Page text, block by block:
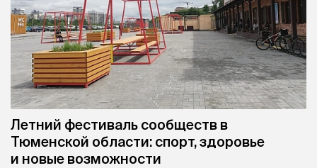
Летний фестиваль сообществ в
Тюменской области: спорт, здоровье
и новые возможности